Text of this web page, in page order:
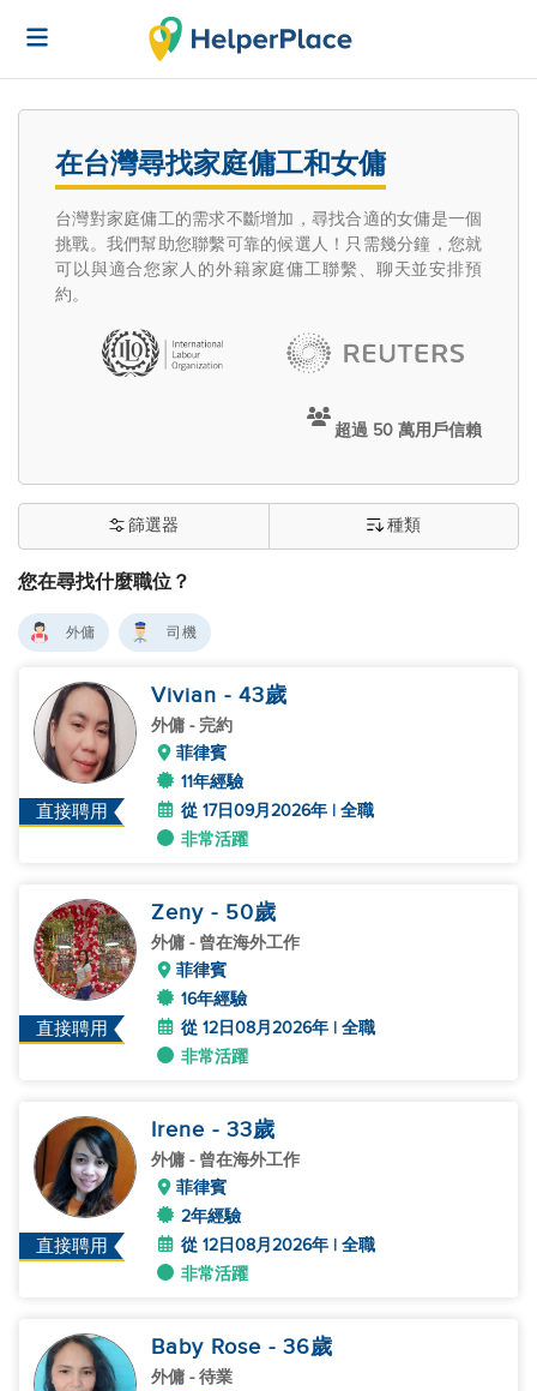
在台灣尋找家庭傭工和女傭
台灣對家庭傭工的需求不斷增加，尋找合適的女傭是一個
挑戰。我們幫助您聯繫可靠的候選人！只需幾分鐘，您就
可以與適合您家人的外籍家庭傭工聯繫、聊天並安排預
約。
超過 50 萬用戶信賴
您在尋找什麼職位？
篩選器 種類
外傭 司機
直接聘用
Vivian - 43歲
外傭 - 完約
菲律賓
11年經驗
從 17日09月2026年 | 全職
非常活躍
直接聘用
Zeny - 50歲
外傭 - 曾在海外工作
菲律賓
16年經驗
從 12日08月2026年 | 全職
非常活躍
直接聘用
Irene - 33歲
外傭 - 曾在海外工作
菲律賓
2年經驗
從 12日08月2026年 | 全職
非常活躍
Baby Rose - 36歲
外傭 - 待業